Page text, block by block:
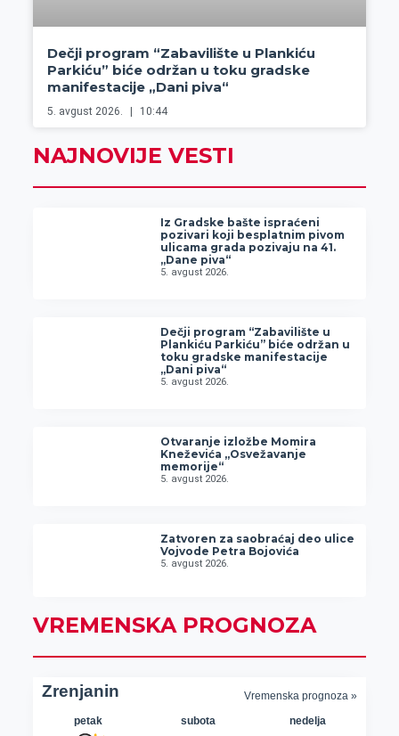
Dečji program “Zabavilište u Plankiću
Parkiću” biće održan u toku gradske
manifestacije „Dani piva“
5. avgust 2026. 10:44
NAJNOVIJE VESTI
Iz Gradske bašte ispraćeni
pozivari koji besplatnim pivom
ulicama grada pozivaju na 41.
„Dane piva“
5. avgust 2026.
Dečji program “Zabavilište u
Plankiću Parkiću” biće održan u
toku gradske manifestacije
„Dani piva“
5. avgust 2026.
Otvaranje izložbe Momira
Kneževića „Osvežavanje
memorije“
5. avgust 2026.
Zatvoren za saobraćaj deo ulice
Vojvode Petra Bojovića
5. avgust 2026.
VREMENSKA PROGNOZA